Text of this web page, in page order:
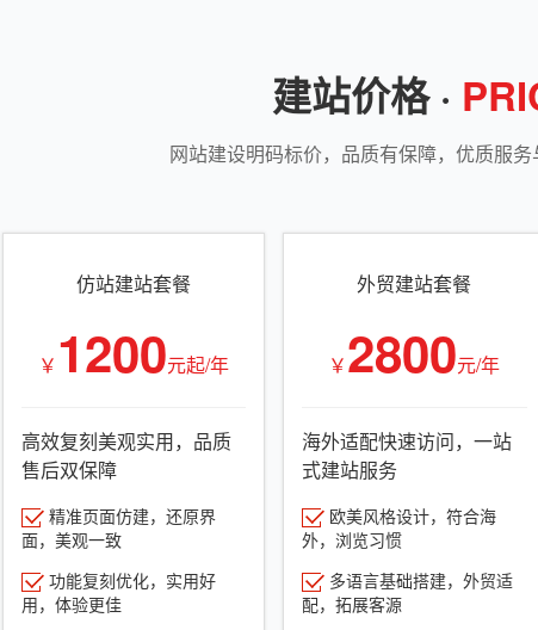
建站价格 ·
网站建设明码标价，品质有保障，优质服
仿站建站套餐
￥ 1200元起/年
高效复刻美观实用，品质
售后双保障
精准页面仿建，还原界
面，美观一致
功能复刻优化，实用好
用，体验更佳
外贸建站套餐
￥2800元/年
海外适配快速访问，一站
式建站服务
欧美风格设计，符合海
外，浏览习惯
多语言基础搭建，外贸适
配，拓展客源